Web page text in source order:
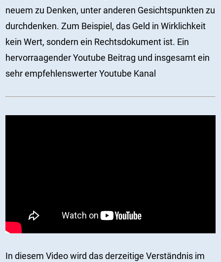
neuem zu Denken, unter anderen Gesichtspunkten zu
durchdenken. Zum Beispiel, das Geld in Wirklichkeit
kein Wert, sondern ein Rechtsdokument ist. Ein
hervorraagender Youtube Beitrag und insgesamt ein
sehr empfehlenswerter Youtube Kanal
In diesem Video wird das derzeitige Verständnis im